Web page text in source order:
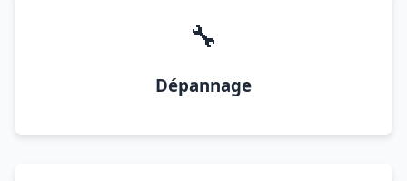
🔧
Dépannage